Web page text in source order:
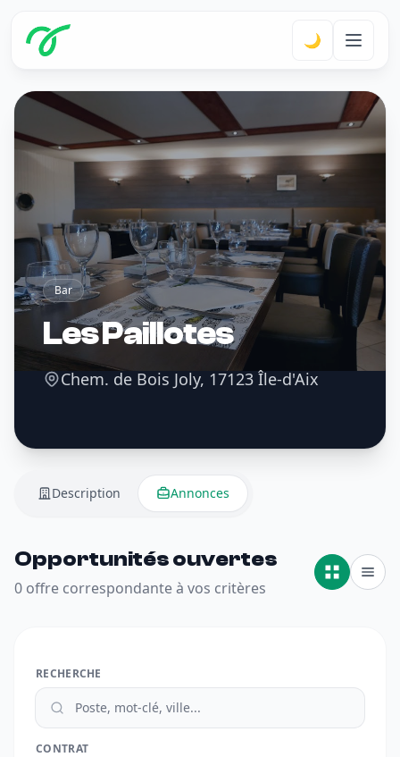
🌙
Bar
Les Paillotes
Chem. de Bois Joly, 17123 Île-d'Aix
Description Annonces
Opportunités ouvertes
0 offre correspondante à vos critères
RECHERCHE
CONTRAT